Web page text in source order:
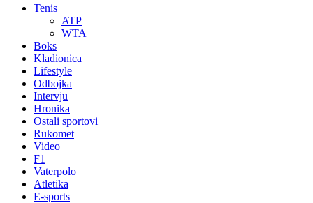
Tenis
ATP
WTA
Boks
Kladionica
Lifestyle
Odbojka
Intervju
Hronika
Ostali sportovi
Rukomet
Video
F1
Vaterpolo
Atletika
E-sports